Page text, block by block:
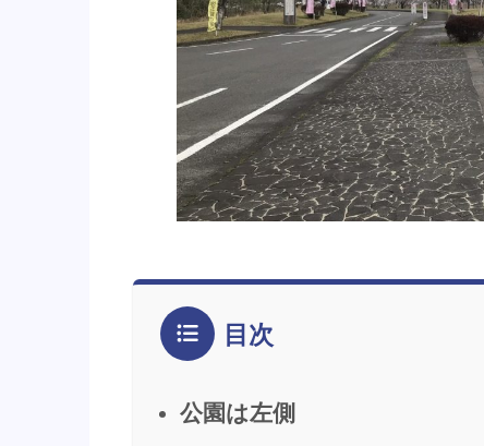
目次
公園は左側